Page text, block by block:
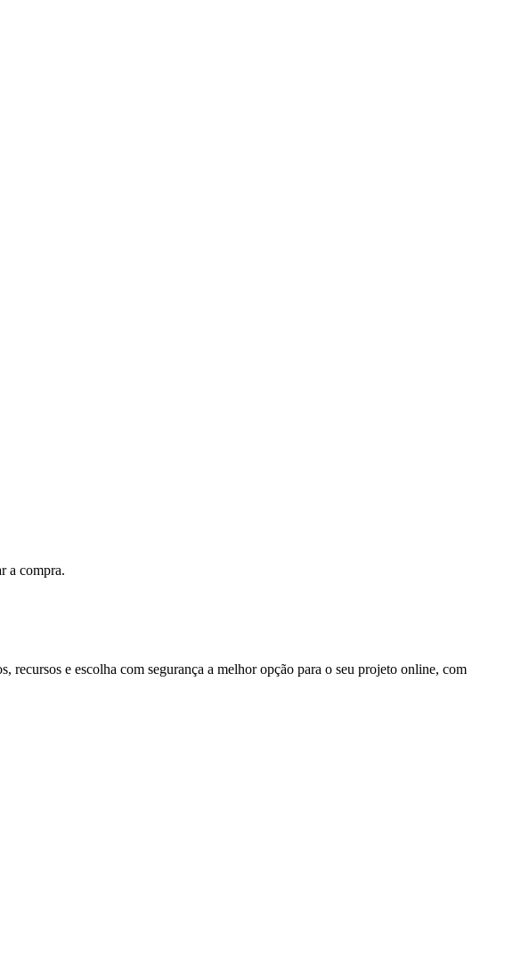
a compra.
recursos e escolha com segurança a melhor opção para o seu projeto online, com